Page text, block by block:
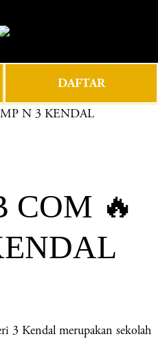
DAFTAR
N 3 KENDAL
COM 🔥
Kendal merupakan sekolah